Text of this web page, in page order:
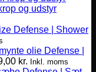
og udstyr
Defense | Shower
Defense |
kr. Inkl. moms